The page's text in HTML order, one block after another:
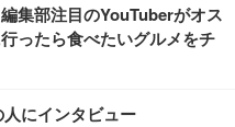
集部注目のYouTuberがオス
ったら食べたいグルメをチ
人にインタビュー